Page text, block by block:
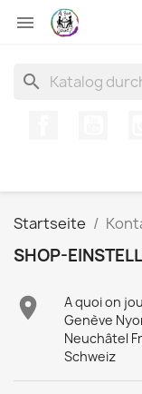

search
Startseite
SHOP-

A quoi on
Genève
Neuchâtel
Schweiz